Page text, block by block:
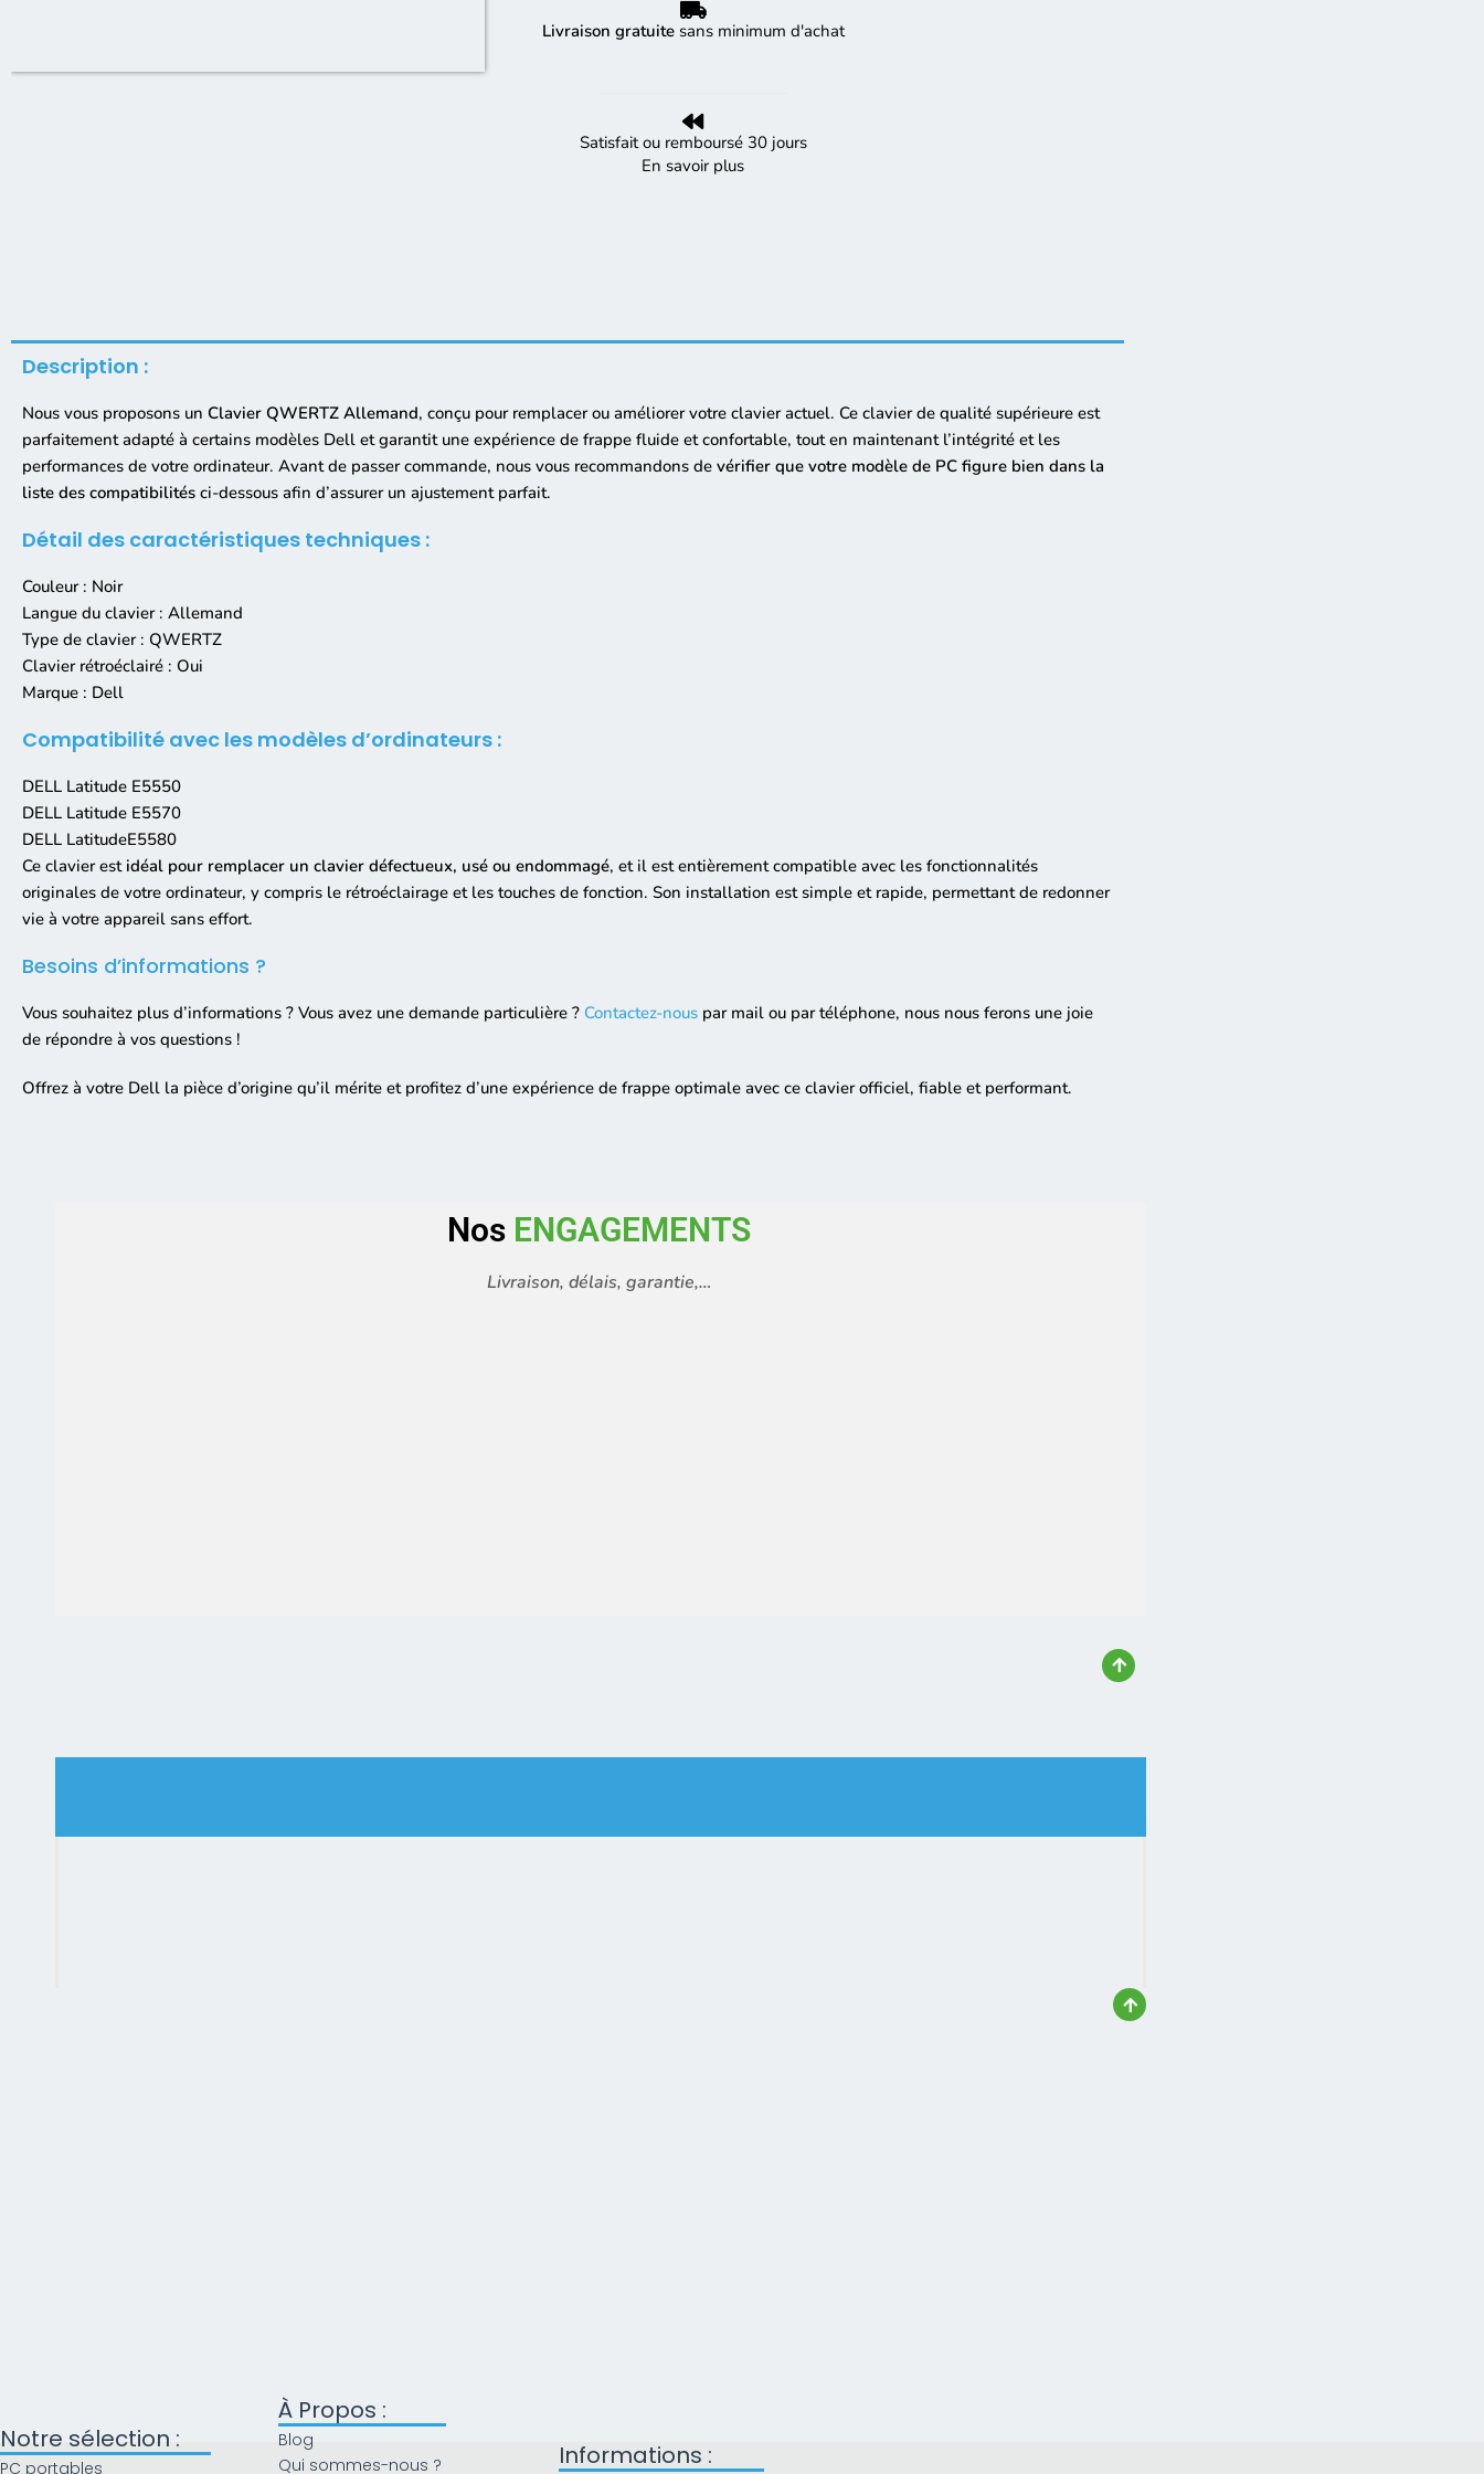
Livraison gratuitesans minimum d'achat
Satisfait ou remboursé 30 jours
En savoir plus
Description :
Nous vous proposons un Clavier QWERTZ Allemand, conçu pour remplacer ou améliorer votre clavier actuel. Ce clavier de qualité supérieure est
parfaitement adapté à certains modèles Dell et garantit une expérience de frappe fluide et confortable, tout en maintenant l’intégrité et les
performances de votre ordinateur. Avant de passer commande, nous vous recommandons de vérifier que votre modèle de PC figure bien dans la
liste des compatibilités ci-dessous afin d’assurer un ajustement parfait.
Détail des caractéristiques techniques :
Couleur : Noir
Langue du clavier : Allemand
Type de clavier : QWERTZ
Clavier rétroéclairé : Oui
Marque : Dell
Compatibilité avec les modèles d’ordinateurs :
DELL Latitude E5550
DELL Latitude E5570
DELL LatitudeE5580
Ce clavier est idéal pour remplacer un clavier défectueux, usé ou endommagé, et il est entièrement compatible avec les fonctionnalités
originales de votre ordinateur, y compris le rétroéclairage et les touches de fonction. Son installation est simple et rapide, permettant de redonner
vie à votre appareil sans effort.
Besoins d’informations ?
Vous souhaitez plus d’informations ? Vous avez une demande particulière ? Contactez-nous par mail ou par téléphone, nous nous ferons une joie
de répondre à vos questions !
Offrez à votre Dell la pièce d’origine qu’il mérite et profitez d’une expérience de frappe optimale avec ce clavier officiel, fiable et performant.
Nos ENGAGEMENTS
Livraison, délais, garantie,…
Notre sélection :
PC portables
À Propos :
Blog
Qui sommes-nous ?
Informations :